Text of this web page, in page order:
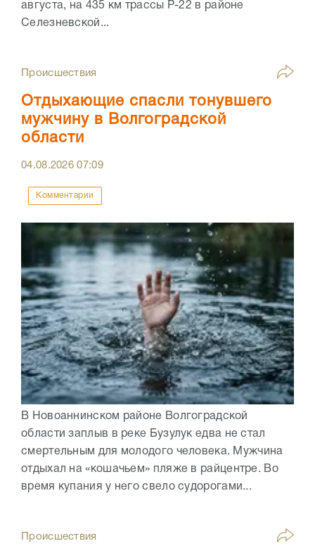
августа, на 435 км трассы Р-22 в районе
Селезневской...
Происшествия
Отдыхающие спасли тонувшего
мужчину в Волгоградской
области
04.08.202607:09
Комментарии
В Новоаннинском районе Волгоградской
области заплыв в реке Бузулук едва не стал
смертельным для молодого человека. Мужчина
отдыхал на «кошачьем» пляже в райцентре. Во
время купания у него свело судорогами...
Происшествия